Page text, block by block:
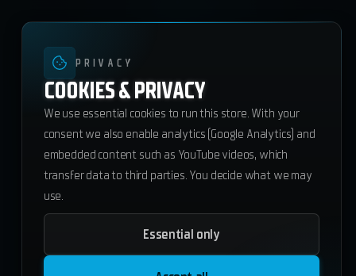
Best Seller
ws_donatorsys 83.30€
PRIVACY
COOKIES & PRIVACY
We use essential cookies to run this store. With your
consent we also enable analytics (Google Analytics) and
embedded content such as YouTube videos, which
transfer data to third parties. You decide what we may
use.
Essential only